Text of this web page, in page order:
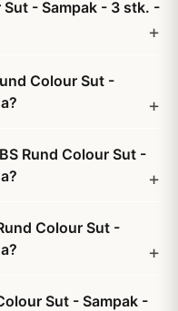
Sut - Sampak - 3 stk. -
Colour Sut -
Rund Colour Sut -
Colour Sut -
Sut - Sampak -